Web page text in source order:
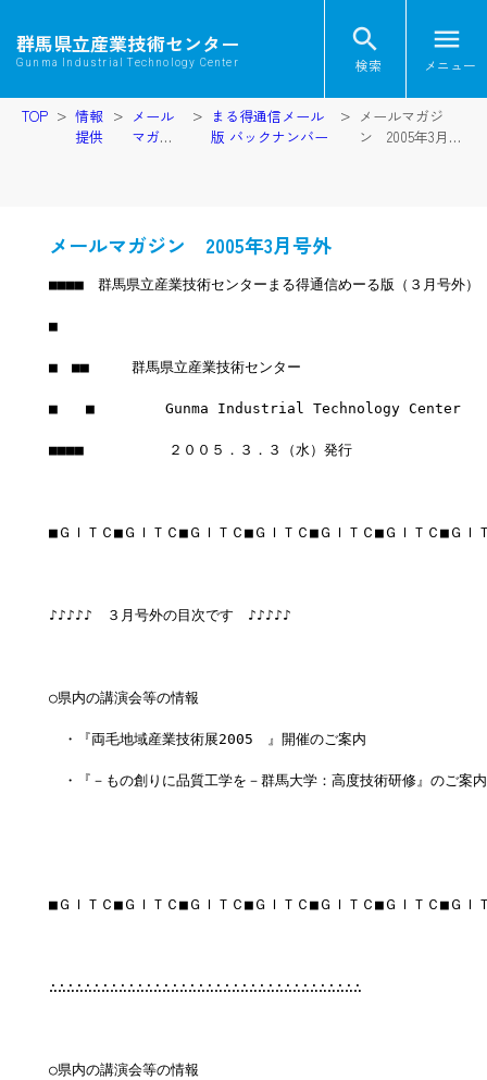
群馬県立産業技術センター
Gunma Industrial Technology Center
search
検索
menu
メニュー
TOP
情報
提供
メール
マガジ
まる得通信メール
版 バックナンバー
メールマガジ
ン 2005年3月号
メールマガジン 2005年3月号外
■■■■　群馬県立産業技術センターまる得通信めーる版（３月号外）
■
■　■■　　　群馬県立産業技術センター
■　　■　　　　　Gunma Industrial Technology Center
■■■■　　　　　　２００５．３．３（水）発行
■ＧＩＴＣ■ＧＩＴＣ■ＧＩＴＣ■ＧＩＴＣ■ＧＩＴＣ■ＧＩＴＣ■ＧＩ
♪♪♪♪♪　３月号外の目次です　♪♪♪♪♪
○県内の講演会等の情報
・『両毛地域産業技術展2005　』開催のご案内
・『－もの創りに品質工学を－群馬大学：高度技術研修』のご案内
■ＧＩＴＣ■ＧＩＴＣ■ＧＩＴＣ■ＧＩＴＣ■ＧＩＴＣ■ＧＩＴＣ■ＧＩ
∴∴∴∴∴∴∴∴∴∴∴∴∴∴∴∴∴∴∴∴∴∴∴∴∴∴∴∴∴∴∴∴∴∴∴∴
○県内の講演会等の情報